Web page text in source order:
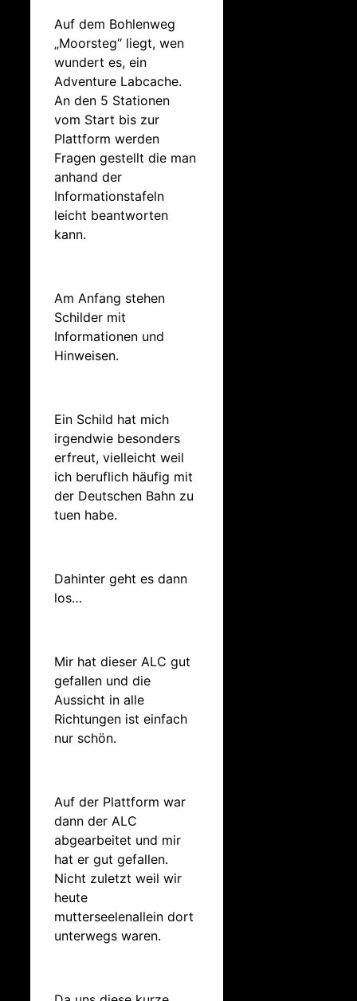
Auf dem Bohlenweg
„Moorsteg“ liegt, wen
wundert es, ein
Adventure Labcache.
An den 5 Stationen
vom Start bis zur
Plattform werden
Fragen gestellt die man
anhand der
Informationstafeln
leicht beantworten
kann.
Am Anfang stehen
Schilder mit
Informationen und
Hinweisen.
Ein Schild hat mich
irgendwie besonders
erfreut, vielleicht weil
ich beruflich häufig mit
der Deutschen Bahn zu
tuen habe.
Dahinter geht es dann
los…
Mir hat dieser ALC gut
gefallen und die
Aussicht in alle
Richtungen ist einfach
nur schön.
Auf der Plattform war
dann der ALC
abgearbeitet und mir
hat er gut gefallen.
Nicht zuletzt weil wir
heute
mutterseelenallein dort
unterwegs waren.